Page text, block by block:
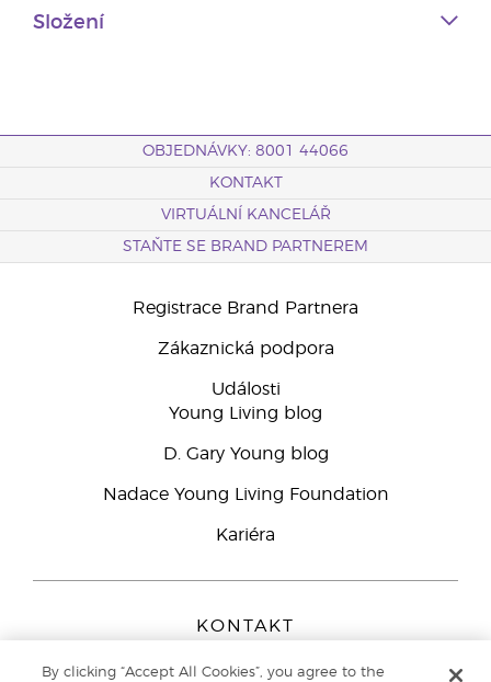
Složení
OBJEDNÁVKY: 8001 44066
KONTAKT
VIRTUÁLNÍ KANCELÁŘ
STAŇTE SE BRAND PARTNEREM
Registrace Brand Partnera
Zákaznická podpora
Události
Young Living blog
D. Gary Young blog
Nadace Young Living Foundation
Kariéra
KONTAKT
By clicking “Accept All Cookies”, you agree to the